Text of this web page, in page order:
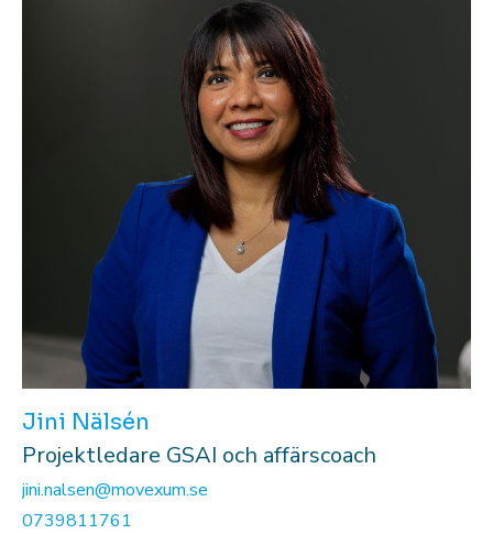
Jini Nälsén
Projektledare GSAI och affärscoach
jini.nalsen@movexum.se
0739811761